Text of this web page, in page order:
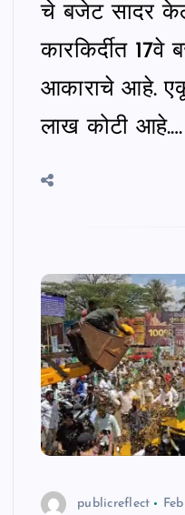
चे बजेट सादर
कारकिर्दीत
आकाराचे आहे.
लाख कोटी आहे.…
publicreflect